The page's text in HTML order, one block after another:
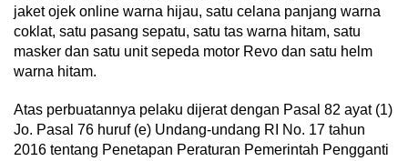
jaket ojek online warna hijau, satu celana panjang warna
coklat, satu pasang sepatu, satu tas warna hitam, satu
masker dan satu unit sepeda motor Revo dan satu helm
warna hitam.
Atas perbuatannya pelaku dijerat dengan Pasal 82 ayat (1)
Jo. Pasal 76 huruf (e) Undang-undang RI No. 17 tahun
2016 tentang Penetapan Peraturan Pemerintah Pengganti